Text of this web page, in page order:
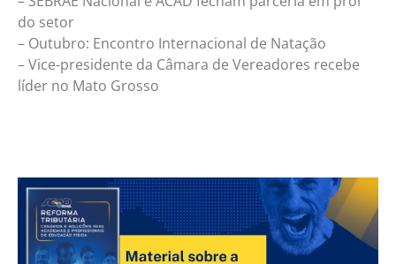
do setor
– Outubro: Encontro Internacional de Natação
– Vice-presidente da Câmara de Vereadores recebe
líder no Mato Grosso